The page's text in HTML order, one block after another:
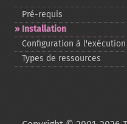
Pré-​requis
Installation
Configuration à l'exécution
Types de ressources